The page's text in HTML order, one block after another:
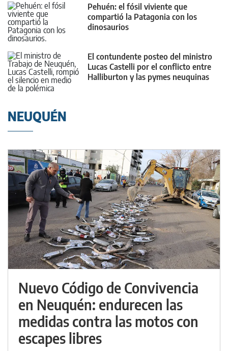
Pehuén: el fósil viviente que
compartió la Patagonia con los
dinosaurios
El contundente posteo del ministro
Lucas Castelli por el conflicto entre
Halliburton y las pymes neuquinas
NEUQUÉN
Nuevo Código de Convivencia
en Neuquén: endurecen las
medidas contra las motos con
escapes libres